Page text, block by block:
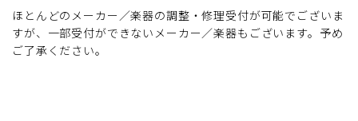
ほとんどのメーカー／楽器の調整・修理受付が可能でございま
すが、一部受付ができないメーカー／楽器もございます。予め
ご了承ください。